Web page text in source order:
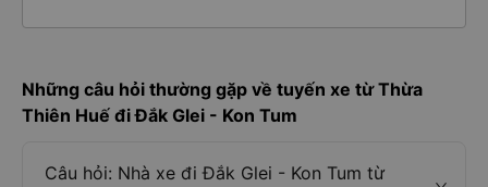
Những câu hỏi thường gặp về tuyến xe từ Thừa
Thiên Huế đi Đắk Glei - Kon Tum
Câu hỏi: Nhà xe đi Đắk Glei - Kon Tum từ